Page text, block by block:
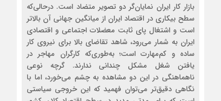
بازار کار ایران نمایان‌گر دو تصویر متضاد است. درحالی‌که
سطح بیکاری در اقتصاد ایران از میانگین جهانی آن بالاتر
است و اشتغال پای ثابت معضلات اجتماعی و اقتصادی
ایران به شمار می‌رود، شاهد تقاضای بالا برای نیروی کار
ساده و کم‌مهارت است؛ به‌طوری‌که کارگران مهاجر در
یافتن شغل مشکل چندانی ندارند. گرچه نوعی
ناهماهنگی در این دو مشاهده به چشم می‌خورد، اما با
نگاهی دقیق‌تر می‌توان فهمید که این خروجی سیاستی